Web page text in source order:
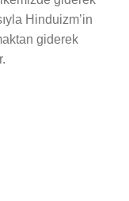
Hinduizm’in
giderek